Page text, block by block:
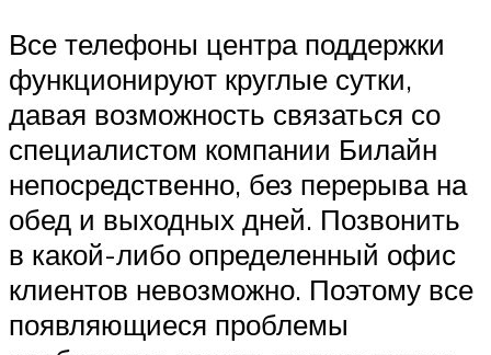
Все телефоны центра поддержки
функционируют круглые сутки,
давая возможность связаться со
специалистом компании Билайн
непосредственно, без перерыва на
обед и выходных дней. Позвонить
в какой-либо определенный офис
клиентов невозможно. Поэтому все
появляющиеся проблемы